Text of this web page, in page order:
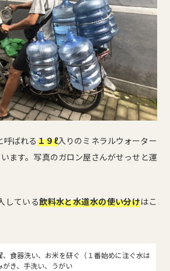
呼ばれる１９ℓ入りのミネラルウォーター
います。写真のガロン屋さんがせっせと運
している飲料水と水道水の使い分けはこ
、食器洗い、お米を研ぐ（１番始めに注ぐ水は
がき、手洗い、うがい